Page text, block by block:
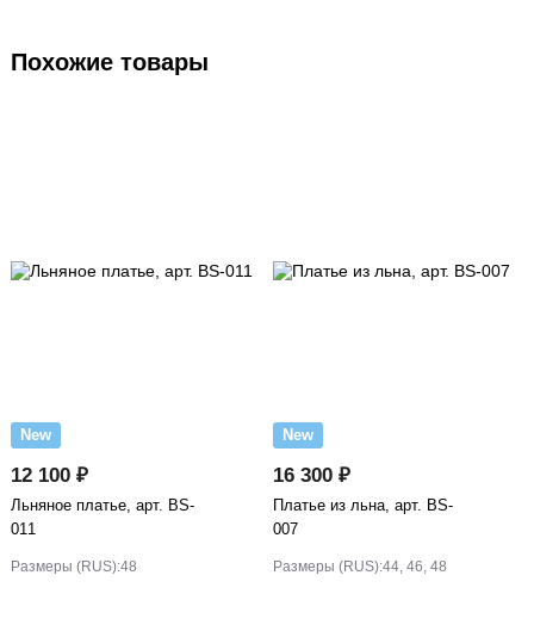
Похожие товары
New
12 100 ₽
Льняное платье, арт. BS-
011
Размеры (RUS):48
New
16 300 ₽
Платье из льна, арт. BS-
007
Размеры (RUS):44, 46, 48